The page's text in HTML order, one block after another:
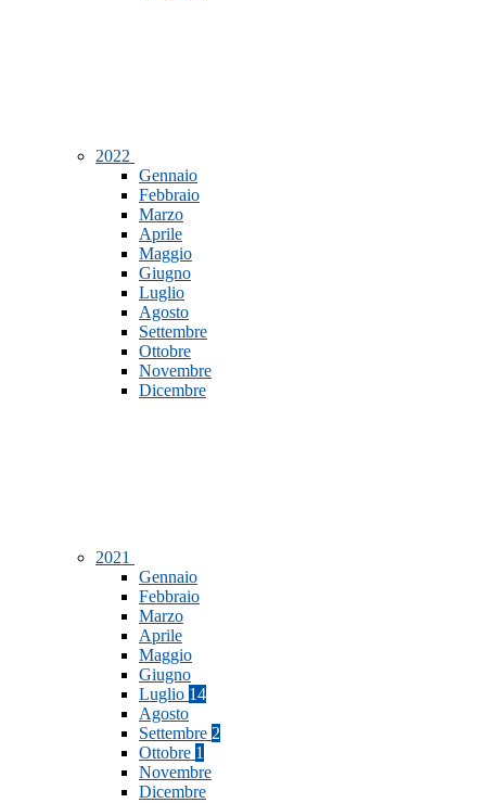
2022
Gennaio
Febbraio
Marzo
Aprile
Maggio
Giugno
Luglio
Agosto
Settembre
Ottobre
Novembre
Dicembre
2021
Gennaio
Febbraio
Marzo
Aprile
Maggio
Giugno
Luglio 14
Agosto
Settembre 2
Ottobre 1
Novembre
Dicembre